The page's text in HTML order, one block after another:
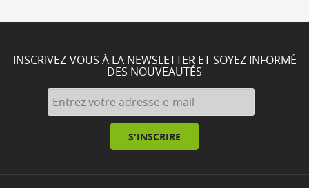
INSCRIVEZ-VOUS À LA NEWSLETTER ET SOYEZ INFORMÉ
DES NOUVEAUTÉS
S'INSCRIRE